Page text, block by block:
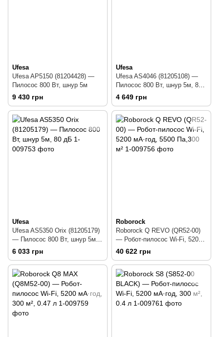
Ufesa
Ufesa AP5150 (81204428) —
Пилосос 800 Вт, шнур 5м
9 430 грн
Ufesa
Ufesa AS4046 (81205108) —
Пилосос 800 Вт, шнур 5м, 80
дБ
4 649 грн
Ufesa
Ufesa AS5350 Orix (81205179)
— Пилосос 800 Вт, шнур 5м,
80 дБ
6 033 грн
Roborock
Roborock Q REVO (QR52-00)
— Робот-пилосос Wi-Fi, 5200
мА·год, 5500 Па,300 м²
40 622 грн